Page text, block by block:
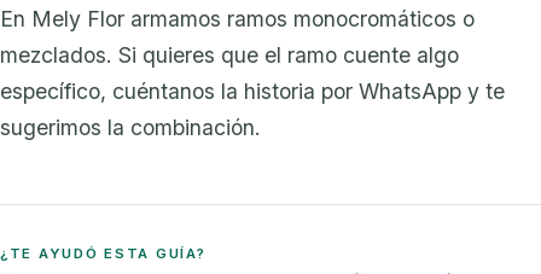
En Mely Flor armamos ramos monocromáticos o
mezclados. Si quieres que el ramo cuente algo
específico, cuéntanos la historia por WhatsApp y te
sugerimos la combinación.
¿TE AYUDÓ ESTA GUÍA?